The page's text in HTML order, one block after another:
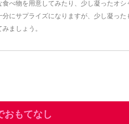
べ物を用意してみたり、少し凝ったオ
分にサプライズになりますが、少し凝っ
ましょう。
おもてなし